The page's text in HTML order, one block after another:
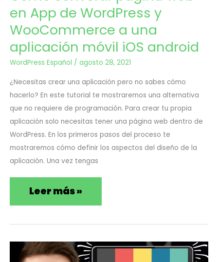
en App de WordPress y
WooCommerce a una
aplicación móvil iOS android
WordPress Español / agosto 28, 2021
¿Necesitas crear una aplicación pero no sabes cómo
hacerlo? En este tutorial te mostraremos una alternativa
que no requiere de programación. Para crear tu propia
aplicación solo necesitas tener una página web dentro de
WordPress. En los primeros pasos del proceso te
mostraremos cómo definir los aspectos del diseño de la
aplicación. Una vez tengas
WordPress
y
WooCommerce
a
una
aplicación
móvil
iOS
android
Leer más »
AgoCómo